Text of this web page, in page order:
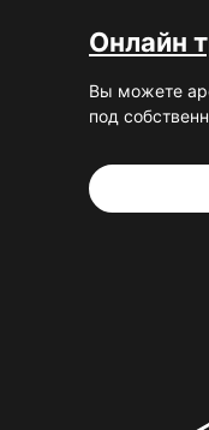
Онлайн
Вы можете
под